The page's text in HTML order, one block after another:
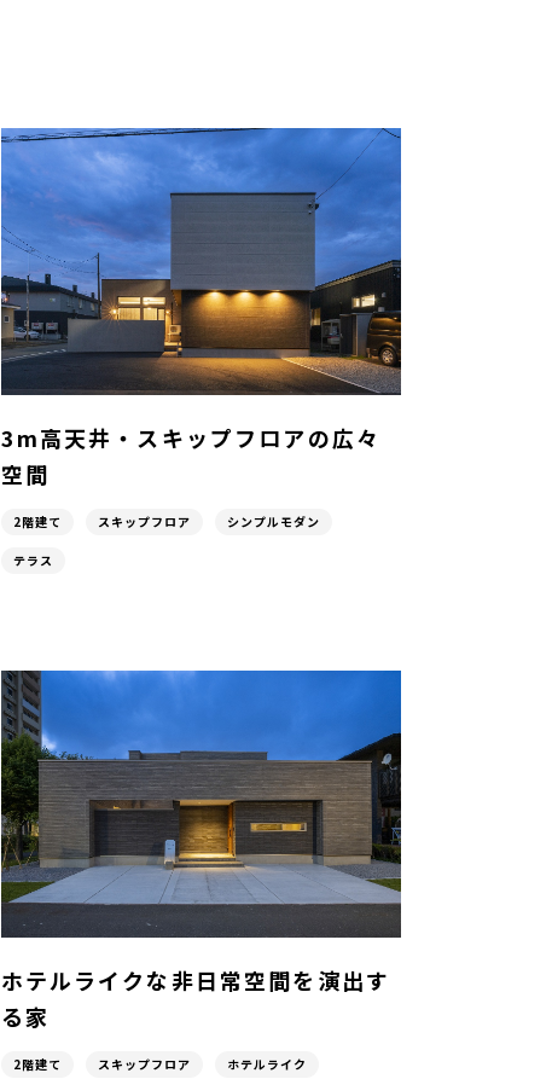
3m高天井・スキップフロアの広々
空間
2階建て スキップフロア シンプルモダン
テラス
ホテルライクな非日常空間を演出す
る家
2階建て スキップフロア ホテルライク